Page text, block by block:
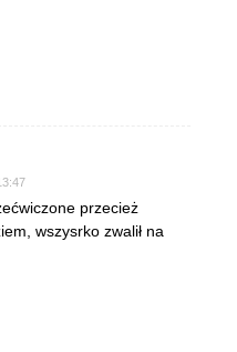
przecież
wszysrko zwalił na